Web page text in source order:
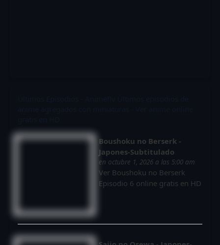
Boushoku no Berserk -
Japones-Subtitulado
en octubre 1, 2026 a las 5:00 am
Ver Boushoku no Berserk
Episodio 6 online gratis en HD